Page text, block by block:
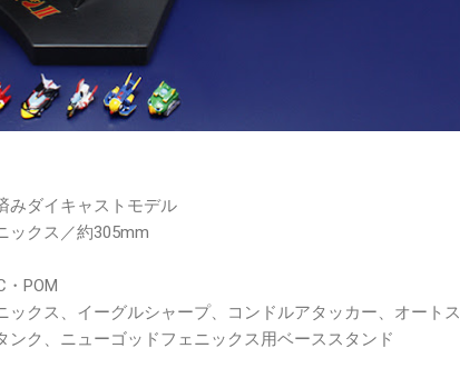
ダイキャストモデル
ックス／約305mm
POM
ックス、イーグルシャープ、コンドルアタッカー、オート
ンク、ニューゴッドフェニックス用ベーススタンド